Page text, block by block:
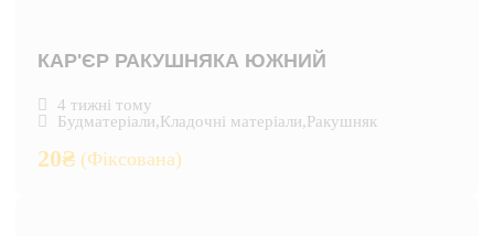
КАР'ЄР РАКУШНЯКА ЮЖНИЙ
4 тижні тому
Будматеріали,Кладочні матеріали,Ракушняк
20₴ (Фіксована)